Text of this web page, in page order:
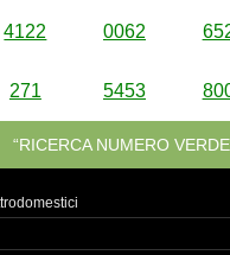
4122 0062
271 5453
“RICERCA NUMERO